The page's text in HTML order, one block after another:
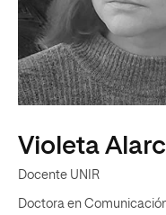
Violeta
Docente UNIR
Doctora en